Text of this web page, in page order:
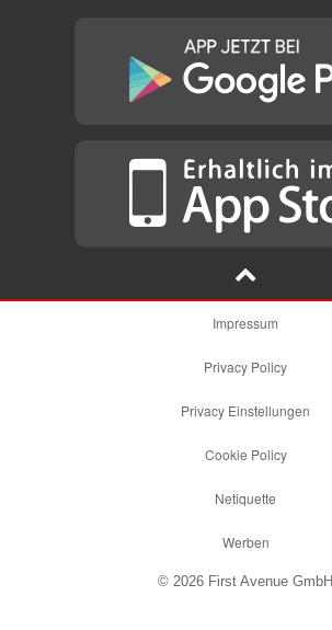
Impressum
Privacy Policy
Privacy Einstellungen
Cookie Policy
Netiquette
Werben
© 2026 First Avenue GmbH